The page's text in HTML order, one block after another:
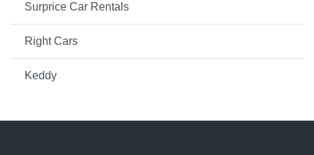
Surprice Car Rentals
Right Cars
Keddy